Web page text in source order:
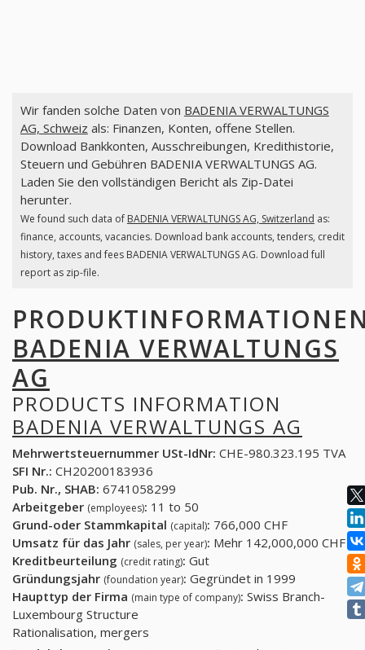
Wir fanden solche Daten von BADENIA VERWALTUNGS
AG, Schweiz als: Finanzen, Konten, offene Stellen.
Download Bankkonten, Ausschreibungen, Kredithistorie,
Steuern und Gebühren BADENIA VERWALTUNGS AG.
Laden Sie den vollständigen Bericht als Zip-Datei
herunter.
We found such data of BADENIA VERWALTUNGS AG, Switzerland as:
finance, accounts, vacancies. Download bank accounts, tenders, credit
history, taxes and fees BADENIA VERWALTUNGS AG. Download full
report as zip-file.
BADENIA VERWALTUNGS
AG
PRODUCTS INFORMATION
BADENIA VERWALTUNGS AG
Mehrwertsteuernummer USt-IdNr: CHE-980.323.195 TVA
SFI Nr.: CH20200183936
Pub. Nr., SHAB: 6741058299
Arbeitgeber (employees): 11 to 50
Grund-oder Stammkapital (capital): 766,000 CHF
Umsatz für das Jahr (sales, per year): Mehr 142,000,000 CHF
Kreditbeurteilung (credit rating): Gut
Gründungsjahr (foundation year): Gegründet in 1999
Haupttyp der Firma (main type of company): Swiss Branch-
Luxembourg Structure
Rationalisation, mergers